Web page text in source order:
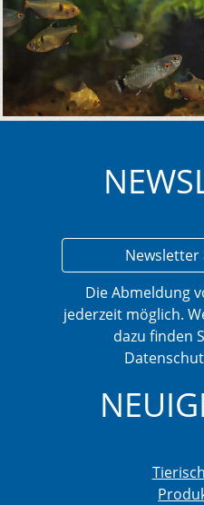
Die Abmeldung
jederzeit möglich.
dazu finden